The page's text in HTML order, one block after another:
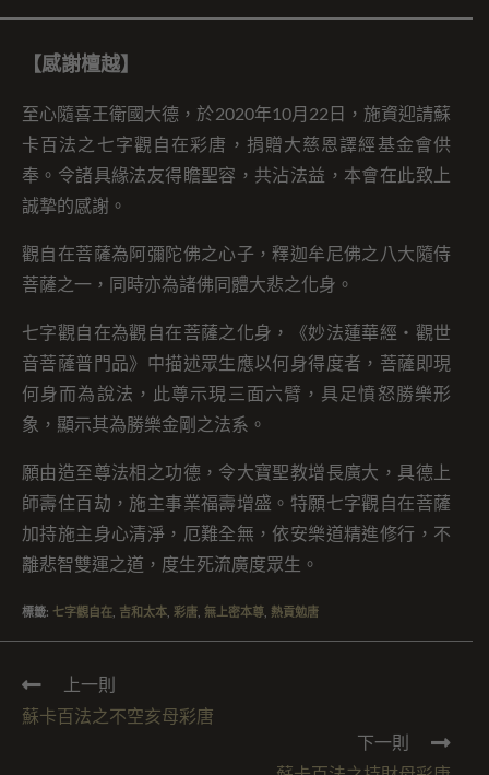
【感謝檀越】
至心隨喜王衛國大德，於2020年10月22日，施資迎請蘇
卡百法之七字觀自在彩唐，捐贈大慈恩譯經基金會供
奉。令諸具緣法友得瞻聖容，共沾法益，本會在此致上
誠摯的感謝。
觀自在菩薩為阿彌陀佛之心子，釋迦牟尼佛之八大隨侍
菩薩之一，同時亦為諸佛同體大悲之化身。
七字觀自在為觀自在菩薩之化身，《妙法蓮華經・觀世
音菩薩普門品》中描述眾生應以何身得度者，菩薩即現
何身而為說法，此尊示現三面六臂，具足憤怒勝樂形
象，顯示其為勝樂金剛之法系。
願由造至尊法相之功德，令大寶聖教增長廣大，具德上
師壽住百劫，施主事業福壽增盛。特願七字觀自在菩薩
加持施主身心清淨，厄難全無，依安樂道精進修行，不
離悲智雙運之道，度生死流廣度眾生。
標籤: 七字觀自在 吉和太本 彩唐 無上密本尊 熱貢勉唐
上一則
蘇卡百法之不空亥母彩唐
下一則